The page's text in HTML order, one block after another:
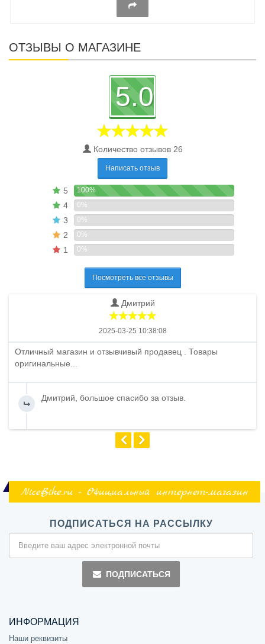
ОТЗЫВЫ О МАГАЗИНЕ
5.0
Количество отзывов 26
Написать отзыв
5 100%
4 0%
3 0%
2 0%
1 0%
Посмотреть все отзывы
Дмитрий
2025-03-25 10:38:08
Отличный магазин и отзывчивый продавец . Товары
оригинальные...
Дмитрий, большое спасибо за отзыв.
NiceBike.ru - Официальный интернет-магазин
ПОДПИСАТЬСЯ НА РАССЫЛКУ
ПОДПИСАТЬСЯ
ИНФОРМАЦИЯ
Наши реквизиты